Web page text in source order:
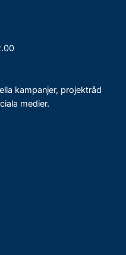
kampanjer, projektråd
medier.